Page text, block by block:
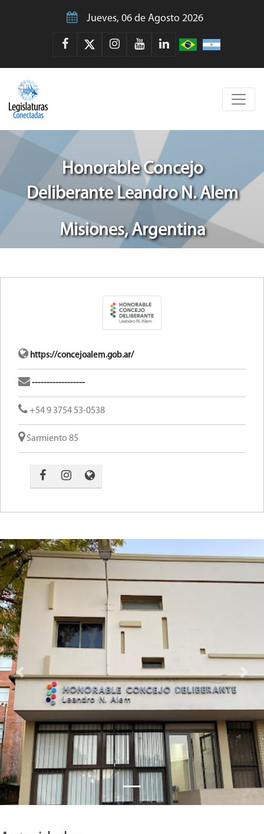
Jueves, 06 de Agosto 2026
Honorable Concejo
Deliberante Leandro N. Alem
Misiones, Argentina
https://concejoalem.gob.ar/
------------------
+54 9 3754 53-0538
Sarmiento 85
Previous Next